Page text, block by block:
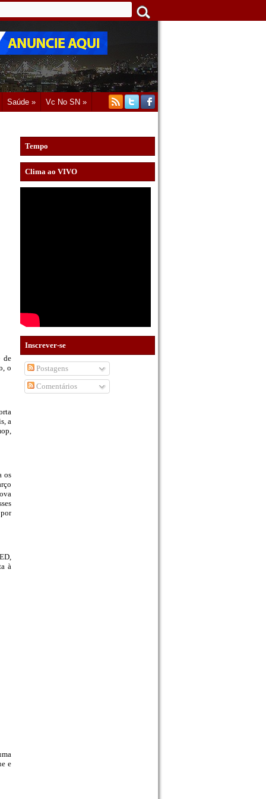
Saúde » Vc No SN »
de
o
a
os
à
e
Tempo
Clima ao VIVO
Inscrever-se
Postagens
Comentários